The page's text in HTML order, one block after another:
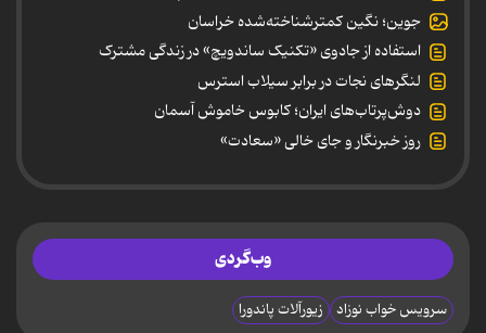
جوین؛ نگین کمترشناخته‌شده خراسان
استفاده از جادوی «تکنیک ساندویچ» در زندگی مشترک
لنگرهای نجات در برابر سیلاب استرس
دوش‌پرتاب‌های ایران؛ کابوس خاموش آسمان
روز خبرنگار و جای خالی «سعادت»
وب‌گردی
سرویس خواب نوزاد زیورآلات پاندورا